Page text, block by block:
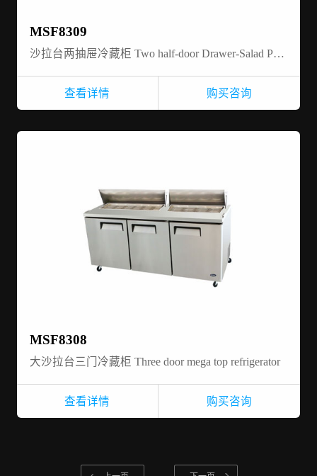
MSF8309
沙拉台两抽屉冷藏柜 Two half-door Drawer-Salad Prep table refrigerator
查看详情 购买咨询
MSF8308
大沙拉台三门冷藏柜 Three door mega top refrigerator
查看详情 购买咨询